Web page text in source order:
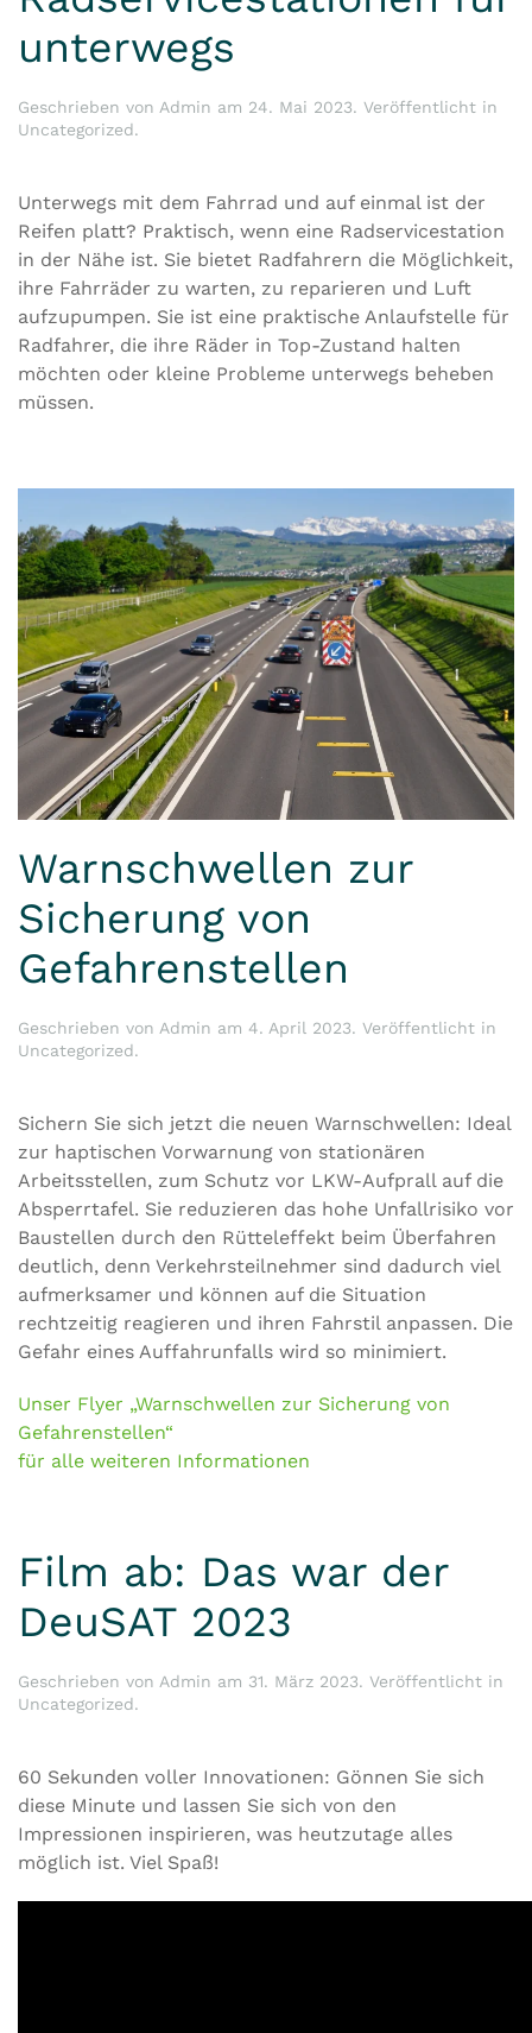
unterwegs
Geschrieben von Admin am 24. Mai 2023. Veröffentlicht in
Uncategorized.
Unterwegs mit dem Fahrrad und auf einmal ist der
Reifen platt? Praktisch, wenn eine Radservicestation
in der Nähe ist. Sie bietet Radfahrern die Möglichkeit,
ihre Fahrräder zu warten, zu reparieren und Luft
aufzupumpen. Sie ist eine praktische Anlaufstelle für
Radfahrer, die ihre Räder in Top-Zustand halten
möchten oder kleine Probleme unterwegs beheben
müssen.
Warnschwellen zur
Sicherung von
Gefahrenstellen
Geschrieben von Admin am 4. April 2023. Veröffentlicht in
Uncategorized.
Sichern Sie sich jetzt die neuen Warnschwellen: Ideal
zur haptischen Vorwarnung von stationären
Arbeitsstellen, zum Schutz vor LKW-Aufprall auf die
Absperrtafel. Sie reduzieren das hohe Unfallrisiko vor
Baustellen durch den Rütteleffekt beim Überfahren
deutlich, denn Verkehrsteilnehmer sind dadurch viel
aufmerksamer und können auf die Situation
rechtzeitig reagieren und ihren Fahrstil anpassen. Die
Gefahr eines Auffahrunfalls wird so minimiert.
Unser Flyer „Warnschwellen zur Sicherung von
Gefahrenstellen“
für alle weiteren Informationen
Film ab: Das war der
DeuSAT 2023
Geschrieben von Admin am 31. März 2023. Veröffentlicht in
Uncategorized.
60 Sekunden voller Innovationen: Gönnen Sie sich
diese Minute und lassen Sie sich von den
Impressionen inspirieren, was heutzutage alles
möglich ist. Viel Spaß!